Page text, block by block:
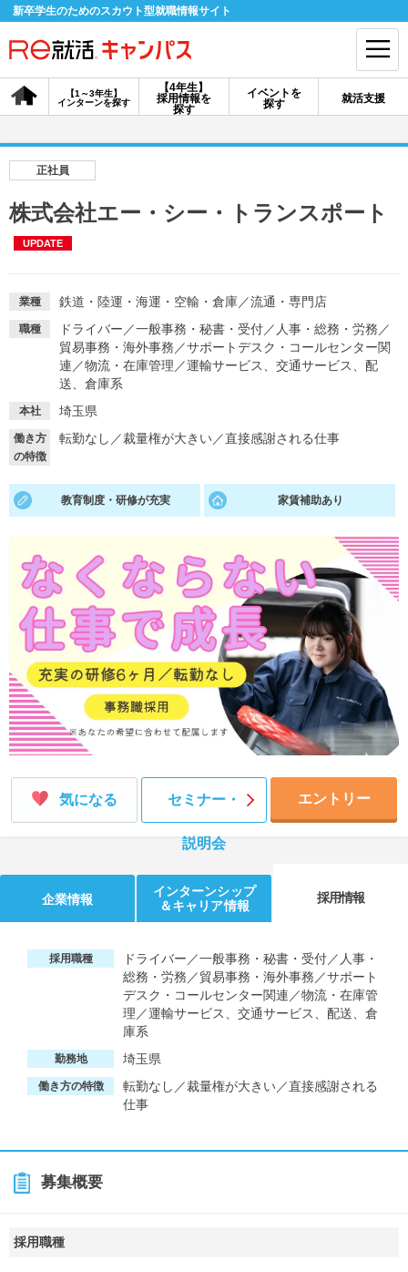
新卒学生のためのスカウト型就職情報サイト
【4年生】
採用情報を
探す
【1～3年生】
インターンを探す
イベントを
探す
就活支援
会員登録 ログイン
イベントを探す スカウト お知らせ
就活ノウハウ・サポート
就活支援 就活コラム
適職診断
あなたに合う仕事を診断！
就活チャンネル
動画で対策講座をチェック
就活ニュースペーパー
就活時事ニュースを更新
よくある質問
不明点があればこちら
正社員
株式会社エー・シー・トランスポート
UPDATE
業種 鉄道・陸運・海運・空輸・倉庫／流通・専門店
職種 ドライバー ／一般事務・秘書・受付／ 人事・総務・労務 ／
貿易事務・海外事務 ／サポートデスク・コールセンター関
連 ／物流・在庫管理 ／運輸サービス、交通サービス、配
送、倉庫系
本社 埼玉県
働き方
の特徴
転勤なし ／裁量権が大きい／直接感謝される仕事
教育制度・研修が充実 家賃補助あり
気になる セミナー・
説明会
エントリー
企業情報
インターンシップ
＆キャリア情報
採用情報
採用職種
ドライバー／一般事務・秘書・受付／人事・
総務・労務／貿易事務・海外事務／サポート
デスク・コールセンター関連／物流・在庫管
理／運輸サービス、交通サービス、配送、倉
庫系
勤務地 埼玉県
働き方の特徴
転勤なし／裁量権が大きい／直接感謝される
仕事
募集概要
採用職種